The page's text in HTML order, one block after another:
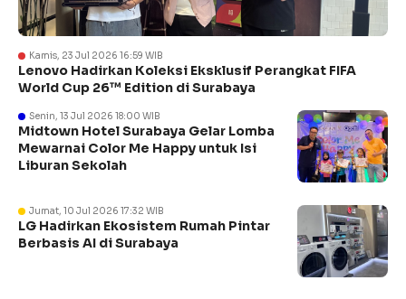
Kamis, 23 Jul 2026 16:59 WIB
Lenovo Hadirkan Koleksi Eksklusif Perangkat FIFA
World Cup 26™ Edition di Surabaya
Senin, 13 Jul 2026 18:00 WIB
Midtown Hotel Surabaya Gelar Lomba
Mewarnai Color Me Happy untuk Isi
Liburan Sekolah
Jumat, 10 Jul 2026 17:32 WIB
LG Hadirkan Ekosistem Rumah Pintar
Berbasis AI di Surabaya